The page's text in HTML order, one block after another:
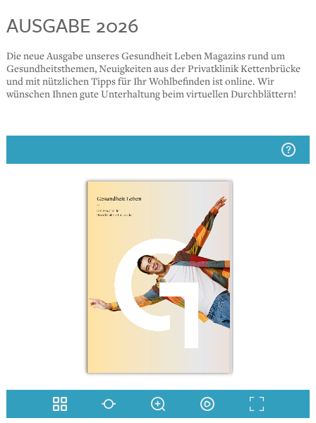
AUSGABE 2026
Die neue Ausgabe unseres Gesundheit Leben Magazins rund um
Gesundheitsthemen, Neuigkeiten aus der Privatklinik Kettenbrücke
und mit nützlichen Tipps für Ihr Wohlbefinden ist online. Wir
wünschen Ihnen gute Unterhaltung beim virtuellen Durchblättern!